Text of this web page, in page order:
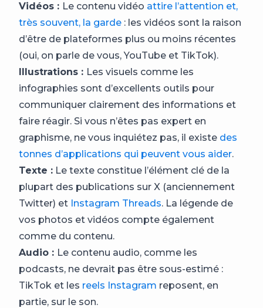
Vidéos : Le contenu vidéo attire l’attention et,
très souvent, la garde : les vidéos sont la raison
d’être de plateformes plus ou moins récentes
(oui, on parle de vous, YouTube et TikTok).
Illustrations : Les visuels comme les
infographies sont d’excellents outils pour
communiquer clairement des informations et
faire réagir. Si vous n’êtes pas expert en
graphisme, ne vous inquiétez pas, il existe des
tonnes d’applications qui peuvent vous aider.
Texte : Le texte constitue l’élément clé de la
plupart des publications sur X (anciennement
Twitter) et Instagram Threads. La légende de
vos photos et vidéos compte également
comme du contenu.
Audio : Le contenu audio, comme les
podcasts, ne devrait pas être sous-estimé :
TikTok et les reels Instagram reposent, en
partie, sur le son.